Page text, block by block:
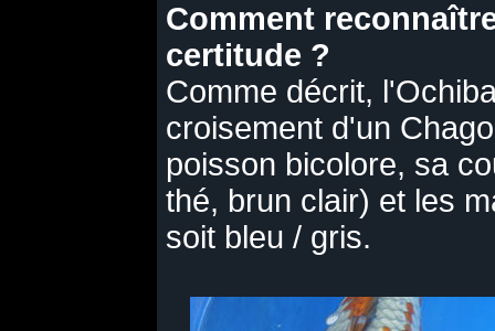
Comment
certitude ?
Comme décrit,
croisement d'un
poisson bicolore, sa
thé, brun clair) et les
soit bleu / gris.